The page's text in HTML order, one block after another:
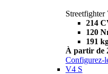
Streetfighter
214
120
191
À partir de
Configurez-
V4 S